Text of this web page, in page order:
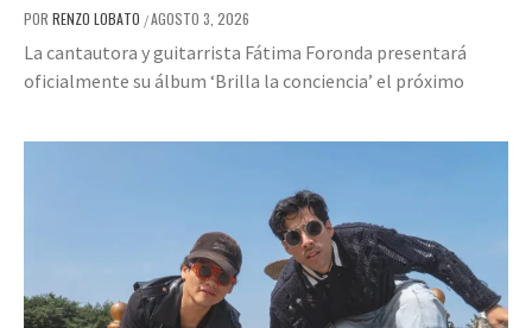
POR RENZO LOBATO /AGOSTO 3, 2026
La cantautora y guitarrista Fátima Foronda presentará
oficialmente su álbum ‘Brilla la conciencia’ el próximo